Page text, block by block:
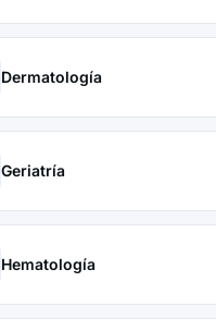
Dermatología
Geriatría
Hematología